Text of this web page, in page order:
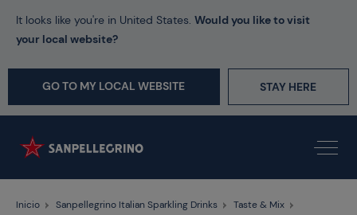
It looks like you're in United States. Would you like to visit
your local website?
GO TO MY LOCAL WEBSITE STAY HERE
Inicio Sanpellegrino Italian Sparkling Drinks
Taste & Mix